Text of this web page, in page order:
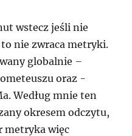
wstecz jeśli nie
nie zwraca metryki.
globalnie –
oraz -
Według mnie ten
okresem odczytu,
metryka więc